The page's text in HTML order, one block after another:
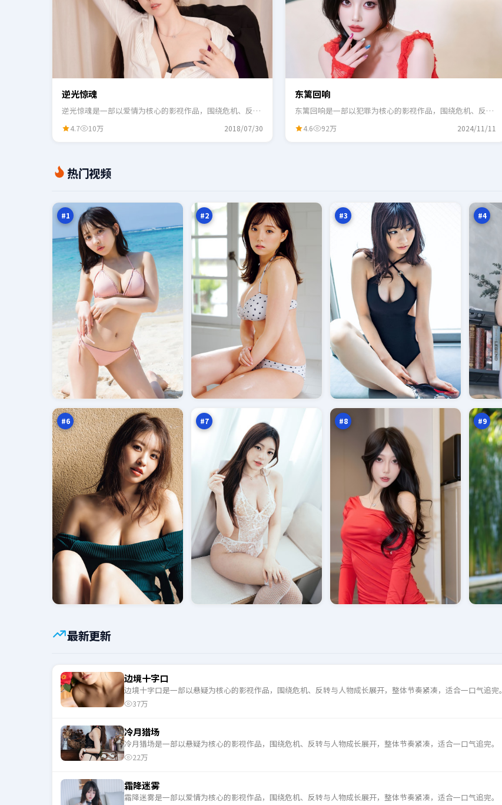
逆光惊魂
逆光惊魂是一部以爱情为核心的影视作品，围绕危机、反转
4.7 10万 2018/07/30
东篱回响
东篱回响是一部以犯罪为核心的影视作品，围绕危机、反转
4.6 92万 2024/11/11
热门视频
#1
冷
月
#2 #3 #4
#6
逐
边
境
线
95
万
#7
边
营
救
94
万
#8
缉万
#9
钢
铁
审
判
94
万
最新更新
边境十字口
边境十字口是一部以悬疑为核心的影视作品，围绕危机、反转与人物成长展开，整体节奏紧凑，适合一口气追完。
37万
冷月猎场
冷月猎场是一部以悬疑为核心的影视作品，围绕危机、反转与人物成长展开，整体节奏紧凑，适合一口气追完。
22万
霜降迷雾
霜降迷雾是一部以爱情为核心的影视作品，围绕危机、反转与人物成长展开，整体节奏紧凑，适合一口气追完。